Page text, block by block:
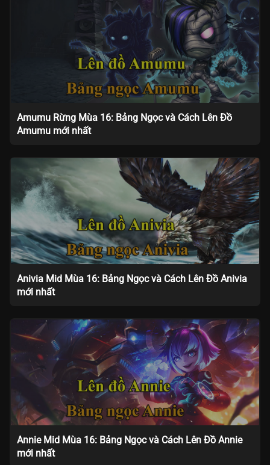
Amumu Rừng Mùa 16: Bảng Ngọc và Cách Lên Đồ
Amumu mới nhất
Anivia Mid Mùa 16: Bảng Ngọc và Cách Lên Đồ Anivia
mới nhất
Annie Mid Mùa 16: Bảng Ngọc và Cách Lên Đồ Annie
mới nhất